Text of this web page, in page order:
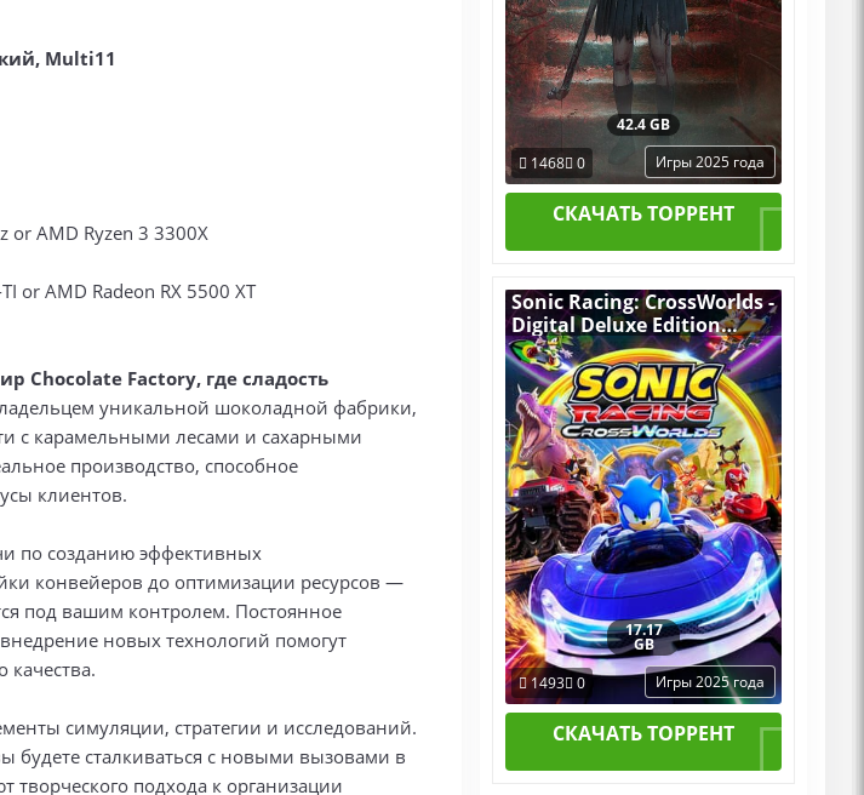
Multi11
or AMD Ryzen 3 3300X
or AMD Radeon RX 5500 XT
Chocolate Factory, где сладость
уникальной шоколадной фабрики,
с карамельными лесами и сахарными
производство, способное
клиентов.
по созданию эффективных
конвейеров до оптимизации ресурсов —
под вашим контролем. Постоянное
новых технологий помогут
качества.
симуляции, стратегии и исследований.
будете сталкиваться с новыми вызовами в
творческого подхода к организации
42.4 GB
1468 0 Игры 2025 года
СКАЧАТЬ ТОРРЕНТ
Sonic Racing: CrossWorlds -
Digital Deluxe Edition
v.Build 21982508
[RUS|ENG] (2025) PC
Пиратка Portable + All
DLCs
17.17
GB
1493 0 Игры 2025 года
СКАЧАТЬ ТОРРЕНТ